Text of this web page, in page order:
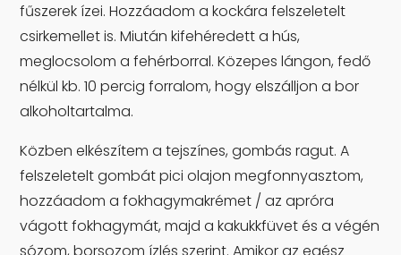
fűszerek ízei. Hozzáadom a kockára felszeletelt
csirkemellet is. Miután kifehéredett a hús,
meglocsolom a fehérborral. Közepes lángon, fedő
nélkül kb. 10 percig forralom, hogy elszálljon a bor
alkoholtartalma.
Közben elkészítem a tejszínes, gombás ragut. A
felszeletelt gombát pici olajon megfonnyasztom,
hozzáadom a fokhagymakrémet / az apróra
vágott fokhagymát, majd a kakukkfüvet és a végén